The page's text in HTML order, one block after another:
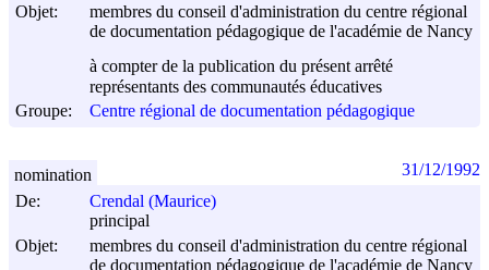
Objet:
membres du conseil d'administration du centre régional
de documentation pédagogique de l'académie de Nancy
à compter de la publication du présent arrêté
représentants des communautés éducatives
Groupe:
Centre régional de documentation pédagogique
De:
Crendal (Maurice)
principal
Objet:
membres du conseil d'administration du centre régional
de documentation pédagogique de l'académie de Nancy
nomination 31/12/1992